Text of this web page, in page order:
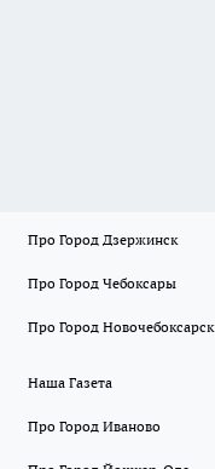
Про Город Дзержинск
Про Город Чебоксары
Про Город Новочебоксарск
Наша Газета
Про Город Иваново